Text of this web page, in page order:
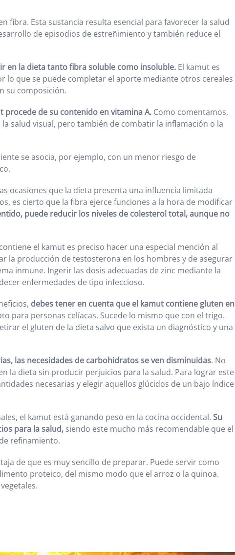
fibra. Esta sustancia resulta esencial para favorecer la salud
de episodios de estreñimiento y también reduce el
en la dieta tanto fibra soluble como insoluble. El kamut es
lo que se puede completar el aporte mediante otros cereales
su composición.
procede de su contenido en vitamina A. Como comentamos,
salud visual, pero también de combatir la inflamación o la
se asocia, por ejemplo, con un menor riesgo de
ocasiones que la dieta presenta una influencia limitada
es cierto que la fibra ejerce funciones a la hora de modificar
puede reducir los niveles de colesterol total, aunque no
el kamut es preciso hacer una especial mención al
la producción de testosterona en los hombres y de asegurar
inmune. Ingerir las dosis adecuadas de zinc mediante la
enfermedades de tipo infeccioso.
debes tener en cuenta que el kamut contiene gluten en
para personas celíacas. Sucede lo mismo que con el trigo.
el gluten de la dieta salvo que exista un diagnóstico y una
las necesidades de carbohidratos se ven disminuidas. No
la dieta sin producir perjuicios para la salud. Para lograr este
necesarias y elegir aquellos glúcidos de un bajo índice
el kamut está ganando peso en la cocina occidental. Su
para la salud, siendo este mucho más recomendable que el
refinamiento.
de que es muy sencillo de preparar. Puede servir como
proteico, del mismo modo que el arroz o la quinoa.